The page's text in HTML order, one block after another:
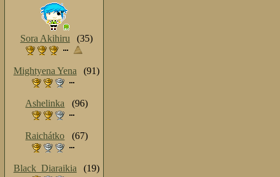
Sora Akihiru (35)
Mightyena Yena (91)
Ashelinka (96)
Raichátko (67)
Black_Diaraikia (19)